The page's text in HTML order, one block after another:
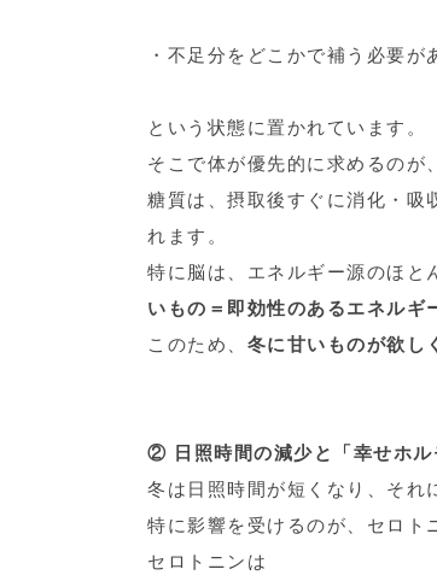
・不足分をどこかで補う必要が
という状態に置かれています。
そこで体が優先的に求めるのが、
糖質は、摂取後すぐに消化・吸
れます。
特に脳は、エネルギー源のほと
いもの＝即効性のあるエネルギ
このため、 冬に甘いものが欲し
② 日照時間の減少と「幸せホル
冬は日照時間が短くなり、それ
特に影響を受けるのが、セロト
セロトニンは